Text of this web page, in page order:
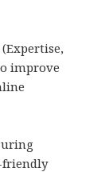
improve
friendly